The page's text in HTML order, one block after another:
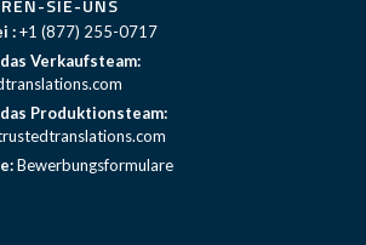
SIE-UNS
: +1 (877) 255-0717
Verkaufsteam:
Produktionsteam:
Bewerbungsformulare